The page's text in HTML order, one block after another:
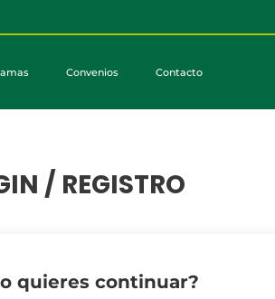
Convenios Contacto
/ REGISTRO
quieres continuar?